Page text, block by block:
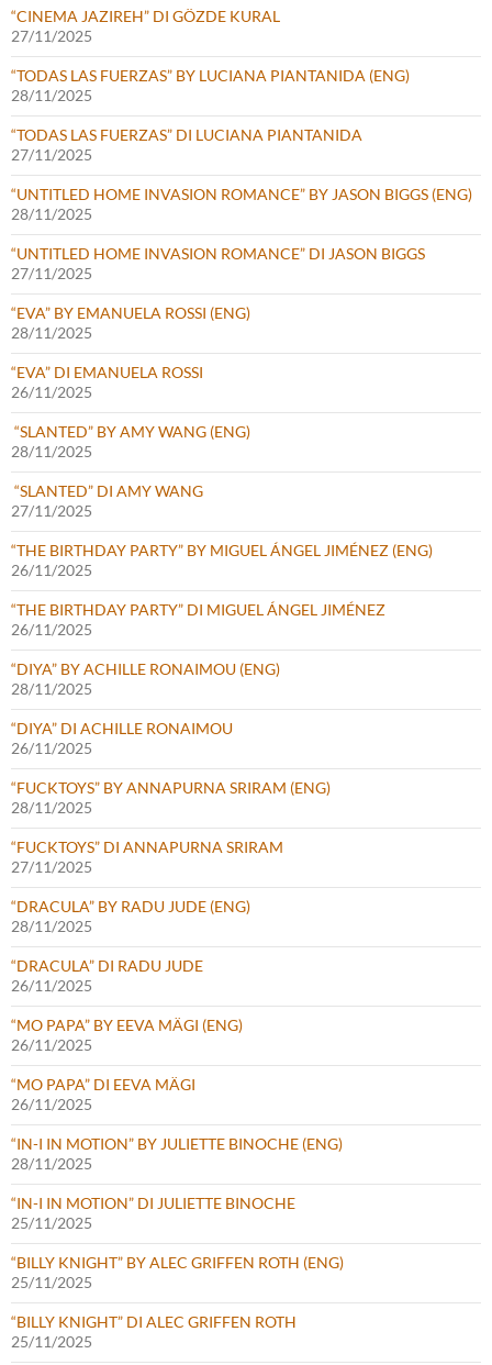
“CINEMA JAZIREH” DI GÖZDE KURAL
27/11/2025
“TODAS LAS FUERZAS” BY LUCIANA PIANTANIDA (ENG)
28/11/2025
“TODAS LAS FUERZAS” DI LUCIANA PIANTANIDA
27/11/2025
“UNTITLED HOME INVASION ROMANCE” BY JASON BIGGS (ENG)
28/11/2025
“UNTITLED HOME INVASION ROMANCE” DI JASON BIGGS
27/11/2025
“EVA” BY EMANUELA ROSSI (ENG)
28/11/2025
“EVA” DI EMANUELA ROSSI
26/11/2025
“SLANTED” BY AMY WANG (ENG)
28/11/2025
“SLANTED” DI AMY WANG
27/11/2025
“THE BIRTHDAY PARTY” BY MIGUEL ÁNGEL JIMÉNEZ (ENG)
26/11/2025
“THE BIRTHDAY PARTY” DI MIGUEL ÁNGEL JIMÉNEZ
26/11/2025
“DIYA” BY ACHILLE RONAIMOU (ENG)
28/11/2025
“DIYA” DI ACHILLE RONAIMOU
26/11/2025
“FUCKTOYS” BY ANNAPURNA SRIRAM (ENG)
28/11/2025
“FUCKTOYS” DI ANNAPURNA SRIRAM
27/11/2025
“DRACULA” BY RADU JUDE (ENG)
28/11/2025
“DRACULA” DI RADU JUDE
26/11/2025
“MO PAPA” BY EEVA MÄGI (ENG)
26/11/2025
“MO PAPA” DI EEVA MÄGI
26/11/2025
“IN-I IN MOTION” BY JULIETTE BINOCHE (ENG)
28/11/2025
“IN-I IN MOTION” DI JULIETTE BINOCHE
25/11/2025
“BILLY KNIGHT” BY ALEC GRIFFEN ROTH (ENG)
25/11/2025
“BILLY KNIGHT” DI ALEC GRIFFEN ROTH
25/11/2025